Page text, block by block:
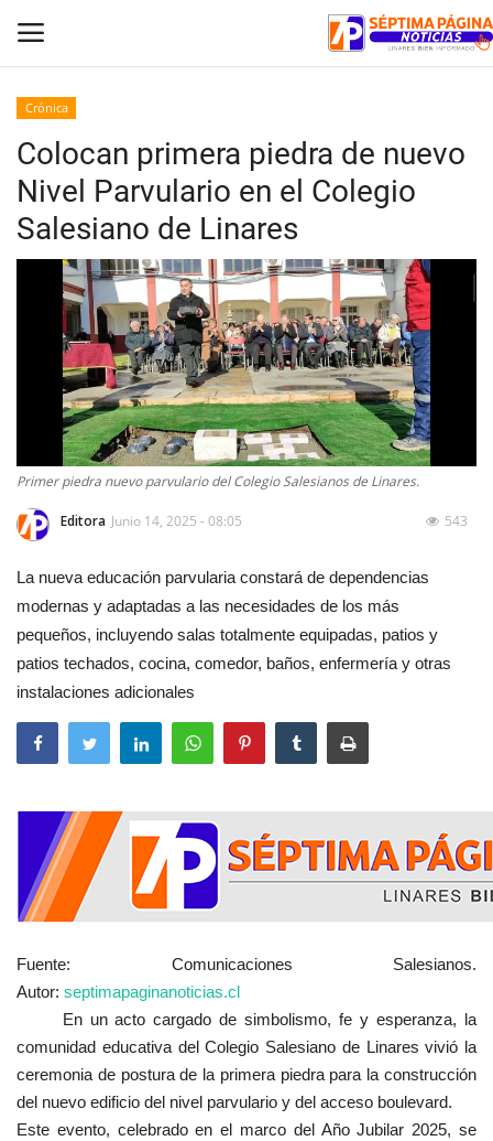
Inicio
Crónica
Policial
Tribunales
Deporte
Política
Espectáculos
Crónica
Colocan primera piedra de nuevo
Nivel Parvulario en el Colegio
Salesiano de Linares
Primer piedra nuevo parvulario del Colegio Salesianos de Linares.
Editora Junio 14, 2025 - 08:05 543
La nueva educación parvularia constará de dependencias
modernas y adaptadas a las necesidades de los más
pequeños, incluyendo salas totalmente equipadas, patios y
patios techados, cocina, comedor, baños, enfermería y otras
instalaciones adicionales
Fuente: Comunicaciones Salesianos.
Autor: septimapaginanoticias.cl
En un acto cargado de simbolismo, fe y esperanza, la
comunidad educativa del Colegio Salesiano de Linares vivió la
ceremonia de postura de la primera piedra para la construcción
del nuevo edificio del nivel parvulario y del acceso boulevard.
Este evento, celebrado en el marco del Año Jubilar 2025, se